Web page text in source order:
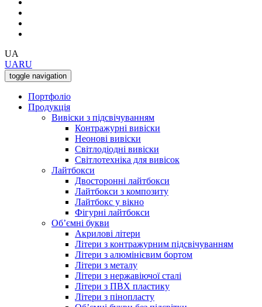
UA
UARU
toggle navigation
Портфоліо
Продукція
Вивіски з підсвічуванням
Контражурні вивіски
Неонові вивіски
Світлодіодні вивіски
Світлотехніка для вивісок
Лайтбокси
Двосторонні лайтбокси
Лайтбокси з композиту
Лайтбокс у вікно
Фігурні лайтбокси
Об’ємні букви
Акрилові літери
Літери з контражурним підсвічуванням
Літери з алюмінієвим бортом
Літери з металу
Літери з нержавіючої сталі
Літери з ПВХ пластику
Літери з пінопласту